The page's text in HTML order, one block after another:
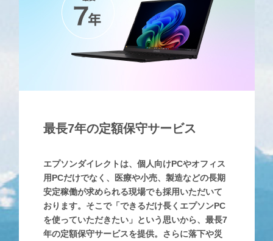
最長7年の定額保守サービス
エプソンダイレクトは、個人向けPCやオフィス
用PCだけでなく、医療や小売、製造などの長期
安定稼働が求められる現場でも採用いただいて
おります。そこで「できるだけ長くエプソンPC
を使っていただきたい」という思いから、最長7
年の定額保守サービスを提供。さらに落下や災